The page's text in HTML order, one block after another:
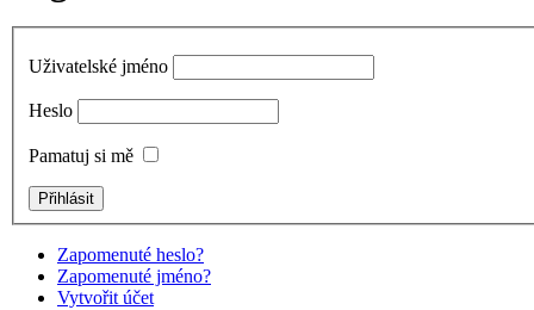
Uživatelské jméno
Heslo
Pamatuj si mě
Zapomenuté heslo?
Zapomenuté jméno?
Vytvořit účet